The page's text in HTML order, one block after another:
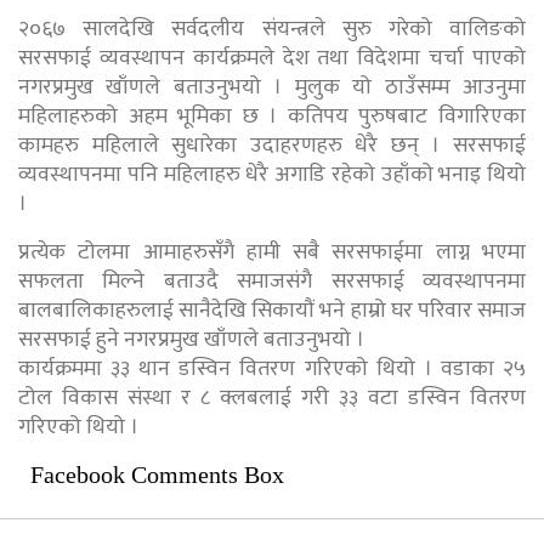
२०६७ सालदेखि सर्वदलीय संयन्त्रले सुरु गरेको वालिङको
सरसफाई व्यवस्थापन कार्यक्रमले देश तथा विदेशमा चर्चा पाएको
नगरप्रमुख खाँणले बताउनुभयो । मुलुक यो ठाउँसम्म आउनुमा
महिलाहरुको अहम भूमिका छ । कतिपय पुरुषबाट विगारिएका
कामहरु महिलाले सुधारेका उदाहरणहरु धेरै छन् । सरसफाई
व्यवस्थापनमा पनि महिलाहरु धेरै अगाडि रहेको उहाँको भनाइ थियो
।
प्रत्येक टोलमा आमाहरुसँगै हामी सबै सरसफाईमा लाग्न भएमा
सफलता मिल्ने बताउदै समाजसंगै सरसफाई व्यवस्थापनमा
बालबालिकाहरुलाई सानैदेखि सिकायौं भने हाम्रो घर परिवार समाज
सरसफाई हुने नगरप्रमुख खाँणले बताउनुभयो ।
कार्यक्रममा ३३ थान डस्विन वितरण गरिएको थियो । वडाका २५
टोल विकास संस्था र ८ क्लबलाई गरी ३३ वटा डस्विन वितरण
गरिएको थियो ।
Facebook Comments Box